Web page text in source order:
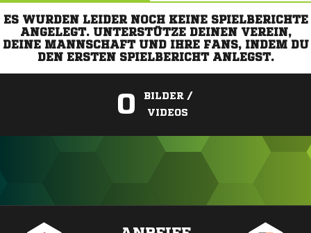
ES WURDEN LEIDER NOCH KEINE SPIELBERICHTE
ANGELEGT. UNTERSTÜTZE DEINEN VEREIN,
DEINE MANNSCHAFT UND IHRE FANS, INDEM DU
DEN ERSTEN SPIELBERICHT ANLEGST.
0
BILDER /
VIDEOS